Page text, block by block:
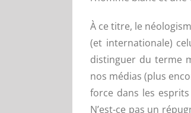
À ce titre, le
(et internationale)
distinguer du terme
nos médias (plus
force dans les
N’est-ce pas un